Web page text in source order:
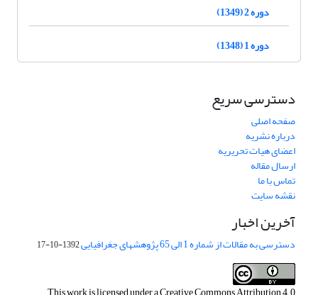
دوره 2 (1349)
دوره 1 (1348)
دسترسی سریع
صفحه اصلی
درباره نشریه
اعضای هیات تحریریه
ارسال مقاله
تماس با ما
نقشه سایت
آخرین اخبار
دسترسی به مقالات از شماره 1 الی 65 پژوهشهای جغرافیایی 1392-10-17